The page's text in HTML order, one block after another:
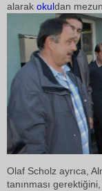
alarak okuldan
Olaf Scholz ayrıca,
tanınması